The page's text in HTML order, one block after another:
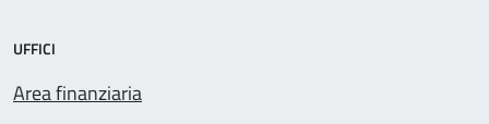
UFFICI
Area finanziaria